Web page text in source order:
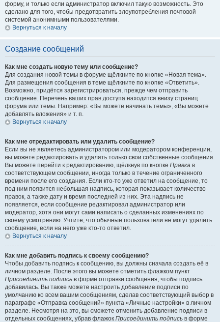
форму, и только если администратор включил такую возможность. Это
сделано для того, чтобы предотвратить злоупотребления почтовой
системой анонимными пользователями.
Вернуться к началу
Создание сообщений
Как мне создать новую тему или сообщение?
Для создания новой темы в форуме щёлкните по кнопке «Новая тема».
Для размещения сообщения в теме щёлкните по кнопке «Ответить».
Возможно, придётся зарегистрироваться, прежде чем отправить
сообщение. Перечень ваших прав доступа находится внизу страниц
форума или темы. Например: «Вы можете начинать темы», «Вы можете
добавлять вложения» и т. п.
Вернуться к началу
Как мне отредактировать или удалить сообщение?
Если вы не являетесь администратором или модератором конференции,
вы можете редактировать и удалять только свои собственные сообщения.
Вы можете перейти к редактированию, щёлкнув по кнопке Правка в
соответствующем сообщении, иногда только в течение ограниченного
времени после его создания. Если кто-то уже ответил на сообщение, то
под ним появится небольшая надпись, которая показывает количество
правок, а также дату и время последней из них. Эта надпись не
появляется, если сообщение редактировал администратор или
модератор, хотя они могут сами написать о сделанных изменениях по
своему усмотрению. Учтите, что обычные пользователи не могут удалить
сообщение, если на него уже кто-то ответил.
Вернуться к началу
Как мне добавить подпись к своему сообщению?
Чтобы добавить подпись к сообщению, вы должны сначала создать её в
личном разделе. После этого вы можете отметить флажком пункт
Присоединить подпись в форме отправки сообщения, чтобы подпись
добавилась. Вы также можете настроить добавление подписи по
умолчанию ко всем вашим сообщениям, сделав соответствующий выбор в
параграфе «Отправка сообщений» пункта «Личные настройки» в личном
разделе. Несмотря на это, вы сможете отменить добавление подписи в
отдельных сообщениях, убрав флажок Присоединить подпись в форме